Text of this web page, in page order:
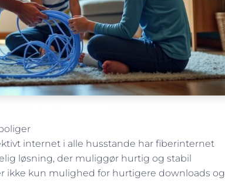
internet i alle husstande har fiberinternet
løsning, der muliggør hurtig og stabil
ikke kun mulighed for hurtigere downloads og